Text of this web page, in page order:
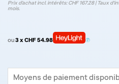
Prix d’achat incl. intérêts: CHF 167.28 | Taux
mois.
ou3 x CHF 54.98
Moyens de paiement